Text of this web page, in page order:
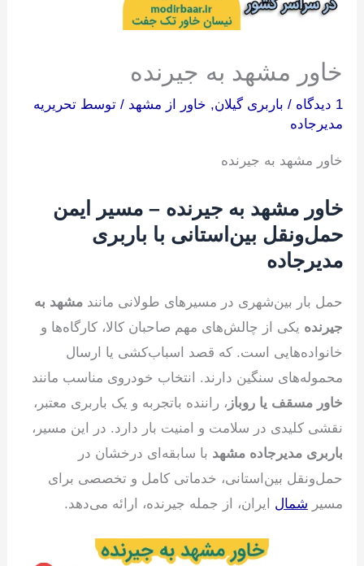
خاور مشهد به جیرنده
1 دیدگاه / باربری گیلان, خاور از مشهد / توسطتحریریه
مدیرجاده
خاور مشهد به جیرنده
خاور مشهد به جیرنده – مسیر ایمن
حمل‌ونقل بین‌استانی با باربری
مدیرجاده
حمل بار بین‌شهری در مسیرهای طولانی مانندمشهد به
جیرنده یکی از چالش‌های مهم صاحبان کالا، کارگاه‌ها و
خانواده‌هایی است. که قصد اسباب‌کشی یا ارسال
محموله‌های سنگین دارند. انتخاب خودروی مناسب مانند
خاور مسقف یا روباز ، راننده باتجربه و یک باربری معتبر،
نقشی کلیدی در سلامت و امنیت بار دارد. در این مسیر،
باربری مدیرجاده مشهد با سابقه‌ای درخشان در
حمل‌ونقل بین‌استانی، خدماتی کامل و تخصصی برای
مسیر شمال ایران، از جمله جیرنده، ارائه می‌دهد.